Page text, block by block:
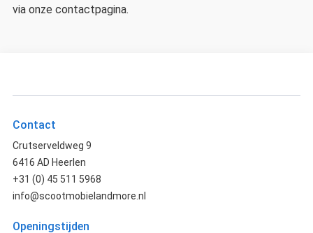
via onze contactpagina.
Contact
Crutserveldweg 9
6416 AD Heerlen
+31 (0) 45 511 5968
info@scootmobielandmore.nl
Openingstijden